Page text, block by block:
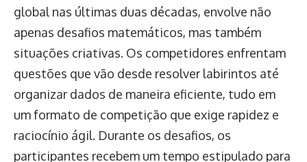
global nas últimas duas décadas, envolve não
apenas desafios matemáticos, mas também
situações criativas. Os competidores enfrentam
questões que vão desde resolver labirintos até
organizar dados de maneira eficiente, tudo em
um formato de competição que exige rapidez e
raciocínio ágil. Durante os desafios, os
participantes recebem um tempo estipulado para